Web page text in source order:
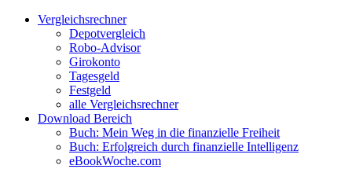
Zum
Facebook
Twitter
Instagram
Pinterest
YouTubeVergleichsrechner
Depotvergleich
Robo-Advisor
Girokonto
Tagesgeld
Festgeld
alle Vergleichsrechner
Download Bereich
Buch: Mein Weg in die finanzielle Freiheit
Buch: Erfolgreich durch finanzielle Intelligenz
eBookWoche.com